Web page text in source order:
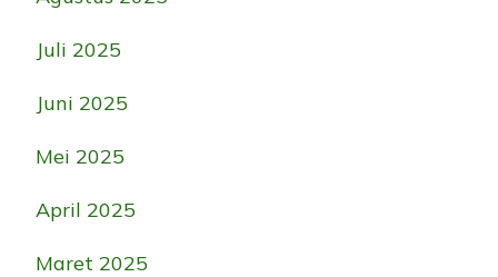
Juli 2025
Juni 2025
Mei 2025
April 2025
Maret 2025